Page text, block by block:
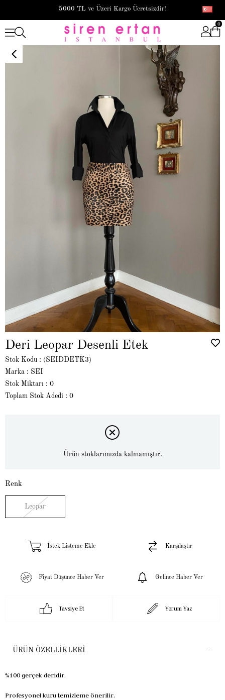
5000 TL ve Üzeri Kargo Ücretsizdir!
0
Deri Leopar Desenli Etek
Stok Kodu
(SEIDDETK3)
Marka : SEI
Stok Miktarı : 0
Toplam Stok Adedi : 0
Ürün stoklarımızda kalmamıştır.
Renk
Leopar
İstek Listeme Ekle Karşılaştır
Fiyat Düşünce Haber Ver Gelince Haber Ver
Tavsiye Et Yorum Yaz
ÜRÜN ÖZELLIKLERI
%100 gerçek deridir.
Profesyonel kuru temizleme önerilir.